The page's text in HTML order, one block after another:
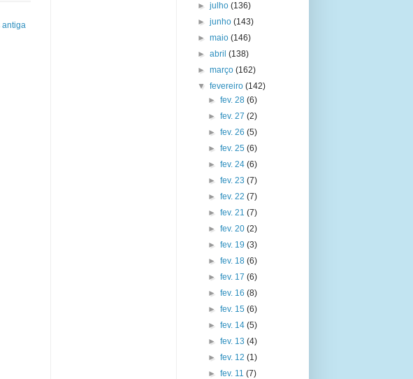
antiga
►julho(136)
►junho(143)
►maio(146)
►abril(138)
►março(162)
▼fevereiro(142)
► fev. 28 (6)
► fev. 27 (2)
► fev. 26 (5)
► fev. 25 (6)
► fev. 24 (6)
► fev. 23 (7)
► fev. 22 (7)
► fev. 21 (7)
► fev. 20 (2)
► fev. 19 (3)
► fev. 18 (6)
► fev. 17 (6)
► fev. 16 (8)
► fev. 15 (6)
► fev. 14 (5)
► fev. 13 (4)
► fev. 12 (1)
► fev. 11 (7)